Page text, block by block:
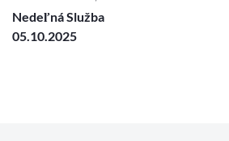
Nedeľná Služba
05.10.2025